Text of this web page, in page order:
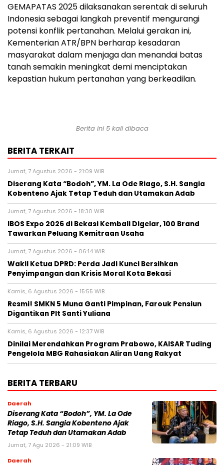
GEMAPATAS 2025 dilaksanakan serentak di seluruh
Indonesia sebagai langkah preventif mengurangi
potensi konflik pertanahan. Melalui gerakan ini,
Kementerian ATR/BPN berharap kesadaran
masyarakat dalam menjaga dan menandai batas
tanah semakin meningkat demi menciptakan
kepastian hukum pertanahan yang berkeadilan.
Berita ini 5 kali dibaca
BERITA TERKAIT
Jumat, 7 Agustus 2026 - 21:09 WIB
Diserang Kata “Bodoh”, YM. La Ode Riago, S.H. Sangia
Kobenteno Ajak Tetap Teduh dan Utamakan Adab
Jumat, 7 Agustus 2026 - 18:30 WIB
IBOS Expo 2026 di Bekasi Kembali Digelar, 100 Brand
Tawarkan Peluang Kemitraan Usaha
Jumat, 7 Agustus 2026 - 06:14 WIB
Wakil Ketua DPRD: Perda Jadi Kunci Bersihkan
Penyimpangan dan Krisis Moral Kota Bekasi
Kamis, 6 Agustus 2026 - 15:55 WIB
Resmi! SMKN 5 Muna Ganti Pimpinan, Farouk Pensiun
Digantikan Plt Santi Yuliana
Kamis, 6 Agustus 2026 - 12:37 WIB
Dinilai Merendahkan Program Prabowo, KAISAR Tuding
Pengelola MBG Rahasiakan Aliran Uang Rakyat
BERITA TERBARU
Daerah
Diserang Kata “Bodoh”, YM. La Ode
Riago, S.H. Sangia Kobenteno Ajak
Tetap Teduh dan Utamakan Adab
Jumat, 7 Agu 2026 - 21:09 WIB
Daerah